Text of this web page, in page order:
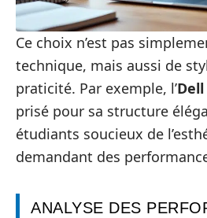
Ce choix n’est pas
technique, mais aussi de
praticité. Par exemple, l’Dell
prisé pour sa structure
étudiants soucieux de
demandant des
ANALYSE DES